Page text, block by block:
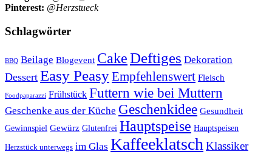
Pinterest: @Herzstueck
Schlagwörter
BBQ Beilage Blogevent CakeDeftiges Dekoration
Dessert Easy PeasyEmpfehlenswert Fleisch
Foodpaparazzi Frühstück Futtern wie bei Muttern
Geschenke aus der Küche Geschenkidee Gesundheit
Gewinnspiel Gewürz Glutenfrei Hauptspeise Hauptspeisen
Herzstück unterwegs im Glas Kaffeeklatsch Klassiker